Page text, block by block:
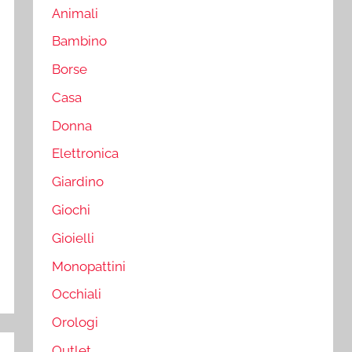
Animali
Bambino
Borse
Casa
Donna
Elettronica
Giardino
Giochi
Gioielli
Monopattini
Occhiali
Orologi